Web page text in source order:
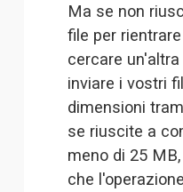
Ma se non
file per
cercare
inviare i vostri
dimensioni
se riuscite a
meno di 25